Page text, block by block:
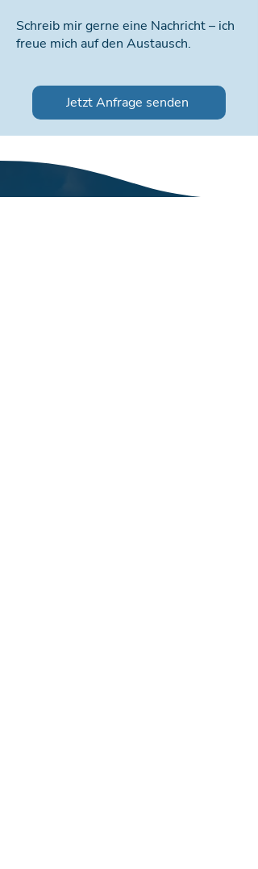
Schreib mir gerne eine Nachricht – ich
freue mich auf den Austausch.
Jetzt Anfrage senden